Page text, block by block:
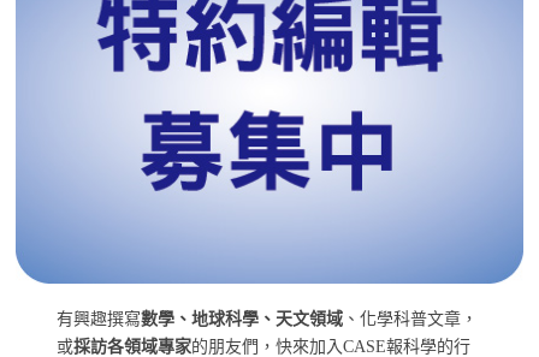
有興趣撰寫數學、地球科學、天文領域 、化學科普文章，
或採訪各領域專家的朋友們，快來加入CASE報科學的行